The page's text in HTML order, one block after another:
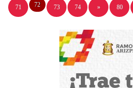
71 72 73 74 » 80